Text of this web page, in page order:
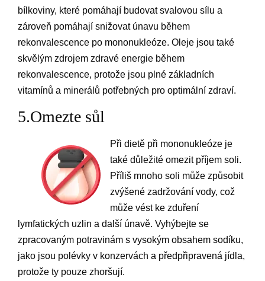
bílkoviny, které pomáhají budovat svalovou sílu a
zároveň pomáhají snižovat únavu během
rekonvalescence po mononukleóze. Oleje jsou také
skvělým zdrojem zdravé energie během
rekonvalescence, protože jsou plné základních
vitamínů a minerálů potřebných pro optimální zdraví.
5.Omezte sůl
Při dietě při mononukleóze je
také důležité omezit příjem soli.
Příliš mnoho soli může způsobit
zvýšené zadržování vody, což
může vést ke zduření
lymfatických uzlin a další únavě. Vyhýbejte se
zpracovaným potravinám s vysokým obsahem sodíku,
jako jsou polévky v konzervách a předpřipravená jídla,
protože ty pouze zhoršují.